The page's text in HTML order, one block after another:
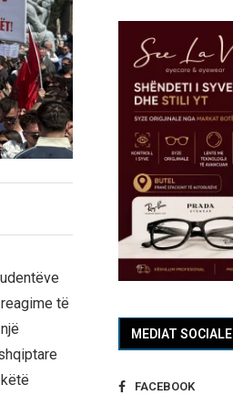
të
MEDIAT SOCIALE
FACEBOOK